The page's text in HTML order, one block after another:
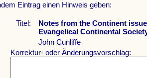
Eintrag einen Hinweis geben:
Titel:
Notes from the Continent
Evangelical Continental
John Cunliffe
Korrektur- oder Änderungsvorschlag: